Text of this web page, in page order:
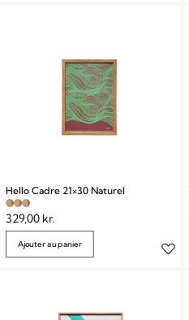
Hello Cadre 21×30 Naturel
329,00 kr.
Ajouter au panier